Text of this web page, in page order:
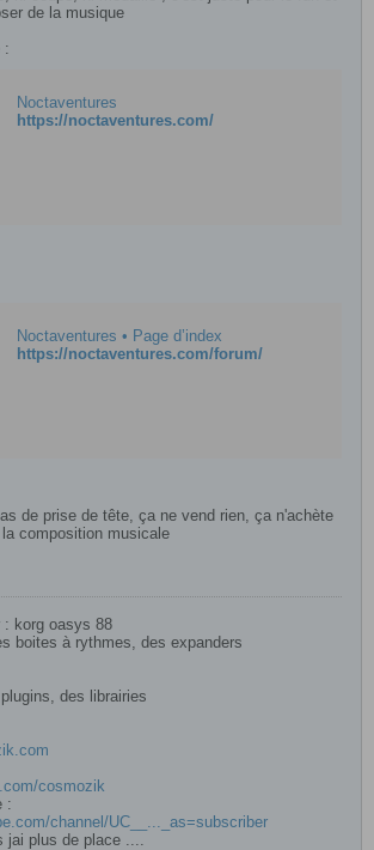
de la musique
:
Noctaventures
https://noctaventures.com/
Noctaventures • Page d’index
https://noctaventures.com/forum/
de prise de tête, ça ne vend rien, ça n'achète
composition musicale
korg oasys 88
boites à rythmes, des expanders
des librairies
cosmozik
:
channel/UC__..._as=subscriber
jai plus de place ....